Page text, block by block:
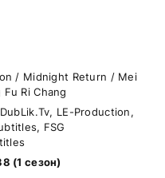
/ Midnight Return / Mei
Ri Chang
LE-Production,
FSG
(1 сезон)